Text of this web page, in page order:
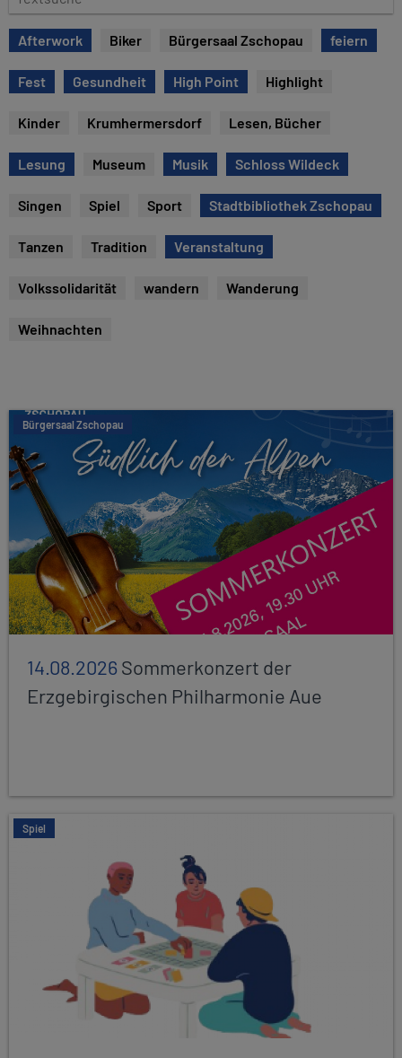
e
x
t
s
u
e
Afterwork Biker Bürgersaal Zschopau feiern
Fest Gesundheit High Point Highlight
Kinder Krumhermersdorf Lesen, Bücher
Lesung Museum Musik Schloss Wildeck
Singen Spiel Sport Stadtbibliothek Zschopau
Tanzen Tradition Veranstaltung
Volkssolidarität wandern Wanderung
Weihnachten
Bürgersaal Zschopau
14.08.2026Sommerkonzert der
Erzgebirgischen Philharmonie Aue
Spiel